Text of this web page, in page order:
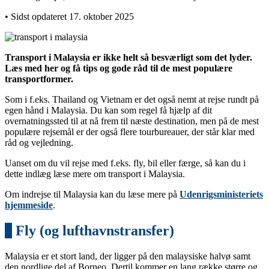
• Sidst opdateret 17. oktober 2025
Transport i Malaysia er ikke helt så besværligt som det lyder.
Læs med her og få tips og gode råd til de mest populære
transportformer.
Som i f.eks. Thailand og Vietnam er det også nemt at rejse rundt på
egen hånd i Malaysia. Du kan som regel få hjælp af dit
overnatningssted til at nå frem til næste destination, men på de mest
populære rejsemål er der også flere tourbureauer, der står klar med
råd og vejledning.
Uanset om du vil rejse med f.eks. fly, bil eller færge, så kan du i
dette indlæg læse mere om transport i Malaysia.
Om indrejse til Malaysia kan du læse mere på Udenrigsministeriets
hjemmeside.
Fly (og lufthavnstransfer)
Malaysia er et stort land, der ligger på den malaysiske halvø samt
den nordlige del af Borneo. Dertil kommer en lang række større og